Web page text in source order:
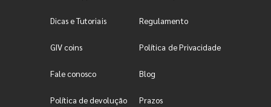
Dicas e Tutoriais Regulamento
GIV coins Política de Privacidade
Fale conosco Blog
Política de devolução Prazos